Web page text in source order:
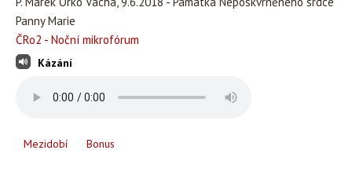
Panny Marie
ČRo2 - Noční mikrofórum
Kázání
Mezidobí Bonus